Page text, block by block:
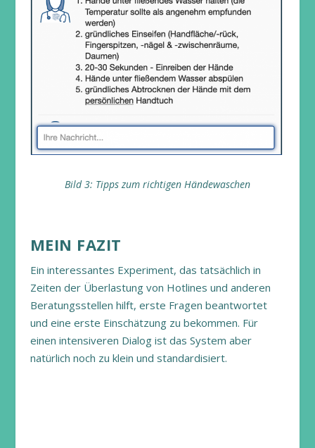
Bild 3: Tipps zum richtigen Händewaschen
MEIN FAZIT
Ein interessantes Experiment, das tatsächlich in
Zeiten der Überlastung von Hotlines und anderen
Beratungsstellen hilft, erste Fragen beantwortet
und eine erste Einschätzung zu bekommen. Für
einen intensiveren Dialog ist das System aber
natürlich noch zu klein und standardisiert.